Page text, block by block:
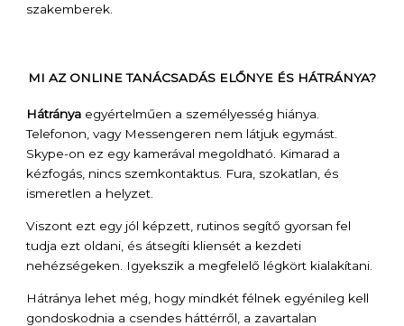
szakemberek.
MI AZ ONLINE TANÁCSADÁS ELŐNYE ÉS HÁTRÁNYA?
Hátránya egyértelműen a személyesség hiánya.
Telefonon, vagy Messengeren nem látjuk egymást.
Skype-on ez egy kamerával megoldható. Kimarad a
kézfogás, nincs szemkontaktus. Fura, szokatlan, és
ismeretlen a helyzet.
Viszont ezt egy jól képzett, rutinos segítő gyorsan fel
tudja ezt oldani, és átsegíti kliensét a kezdeti
nehézségeken. Igyekszik a megfelelő légkört kialakítani.
Hátránya lehet még, hogy mindkét félnek egyénileg kell
gondoskodnia a csendes háttérről, a zavartalan